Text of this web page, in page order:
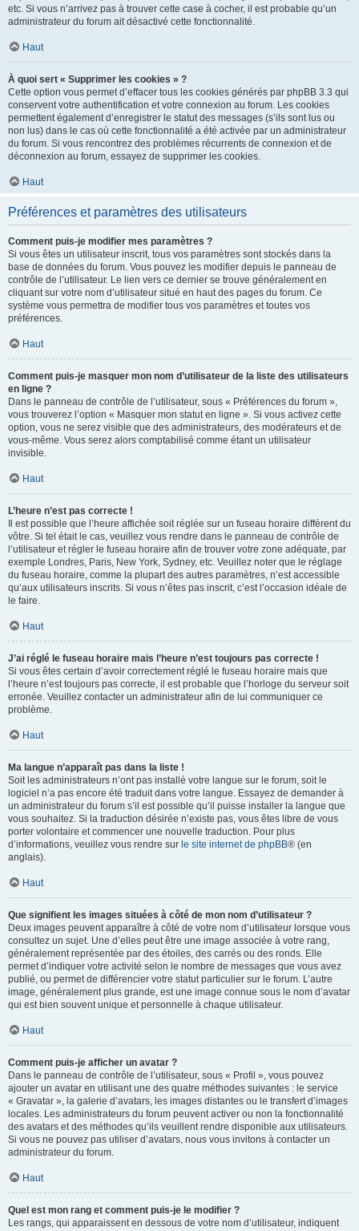
etc. Si vous n’arrivez pas à trouver cette case à cocher, il est probable qu’un
administrateur du forum ait désactivé cette fonctionnalité.
Haut
À quoi sert « Supprimer les cookies » ?
Cette option vous permet d’effacer tous les cookies générés par phpBB 3.3 qui
conservent votre authentification et votre connexion au forum. Les cookies
permettent également d’enregistrer le statut des messages (s’ils sont lus ou
non lus) dans le cas où cette fonctionnalité a été activée par un administrateur
du forum. Si vous rencontrez des problèmes récurrents de connexion et de
déconnexion au forum, essayez de supprimer les cookies.
Haut
Préférences et paramètres des utilisateurs
Comment puis-je modifier mes paramètres ?
Si vous êtes un utilisateur inscrit, tous vos paramètres sont stockés dans la
base de données du forum. Vous pouvez les modifier depuis le panneau de
contrôle de l’utilisateur. Le lien vers ce dernier se trouve généralement en
cliquant sur votre nom d’utilisateur situé en haut des pages du forum. Ce
système vous permettra de modifier tous vos paramètres et toutes vos
préférences.
Haut
Comment puis-je masquer mon nom d’utilisateur de la liste des utilisateurs
en ligne ?
Dans le panneau de contrôle de l’utilisateur, sous « Préférences du forum »,
vous trouverez l’option « Masquer mon statut en ligne ». Si vous activez cette
option, vous ne serez visible que des administrateurs, des modérateurs et de
vous-même. Vous serez alors comptabilisé comme étant un utilisateur
invisible.
Haut
L’heure n’est pas correcte !
Il est possible que l’heure affichée soit réglée sur un fuseau horaire différent du
vôtre. Si tel était le cas, veuillez vous rendre dans le panneau de contrôle de
l’utilisateur et régler le fuseau horaire afin de trouver votre zone adéquate, par
exemple Londres, Paris, New York, Sydney, etc. Veuillez noter que le réglage
du fuseau horaire, comme la plupart des autres paramètres, n’est accessible
qu’aux utilisateurs inscrits. Si vous n’êtes pas inscrit, c’est l’occasion idéale de
le faire.
Haut
J’ai réglé le fuseau horaire mais l’heure n’est toujours pas correcte !
Si vous êtes certain d’avoir correctement réglé le fuseau horaire mais que
l’heure n’est toujours pas correcte, il est probable que l’horloge du serveur soit
erronée. Veuillez contacter un administrateur afin de lui communiquer ce
problème.
Haut
Ma langue n’apparaît pas dans la liste !
Soit les administrateurs n’ont pas installé votre langue sur le forum, soit le
logiciel n’a pas encore été traduit dans votre langue. Essayez de demander à
un administrateur du forum s’il est possible qu’il puisse installer la langue que
vous souhaitez. Si la traduction désirée n’existe pas, vous êtes libre de vous
porter volontaire et commencer une nouvelle traduction. Pour plus
d’informations, veuillez vous rendre sur le site internet de phpBB® (en
anglais).
Haut
Que signifient les images situées à côté de mon nom d’utilisateur ?
Deux images peuvent apparaître à côté de votre nom d’utilisateur lorsque vous
consultez un sujet. Une d’elles peut être une image associée à votre rang,
généralement représentée par des étoiles, des carrés ou des ronds. Elle
permet d’indiquer votre activité selon le nombre de messages que vous avez
publié, ou permet de différencier votre statut particulier sur le forum. L’autre
image, généralement plus grande, est une image connue sous le nom d’avatar
qui est bien souvent unique et personnelle à chaque utilisateur.
Haut
Comment puis-je afficher un avatar ?
Dans le panneau de contrôle de l’utilisateur, sous « Profil », vous pouvez
ajouter un avatar en utilisant une des quatre méthodes suivantes : le service
« Gravatar », la galerie d’avatars, les images distantes ou le transfert d’images
locales. Les administrateurs du forum peuvent activer ou non la fonctionnalité
des avatars et des méthodes qu’ils veuillent rendre disponible aux utilisateurs.
Si vous ne pouvez pas utiliser d’avatars, nous vous invitons à contacter un
administrateur du forum.
Haut
Quel est mon rang et comment puis-je le modifier ?
Les rangs, qui apparaissent en dessous de votre nom d’utilisateur, indiquent